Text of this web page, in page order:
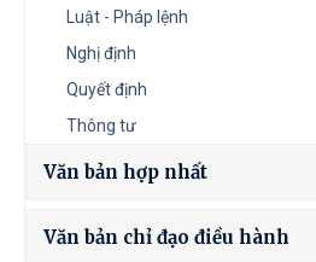
Luật - Pháp lệnh
Nghị định
Quyết định
Thông tư
Văn bản hợp nhất
Văn bản chỉ đạo điều hành